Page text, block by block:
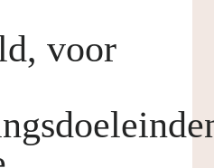
voor